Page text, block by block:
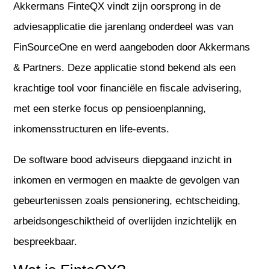
Akkermans FinteQX vindt zijn oorsprong in de
adviesapplicatie die jarenlang onderdeel was van
FinSourceOne en werd aangeboden door Akkermans
& Partners. Deze applicatie stond bekend als een
krachtige tool voor financiële en fiscale advisering,
met een sterke focus op pensioenplanning,
inkomensstructuren en life-events.
De software bood adviseurs diepgaand inzicht in
inkomen en vermogen en maakte de gevolgen van
gebeurtenissen zoals pensionering, echtscheiding,
arbeidsongeschiktheid of overlijden inzichtelijk en
bespreekbaar.